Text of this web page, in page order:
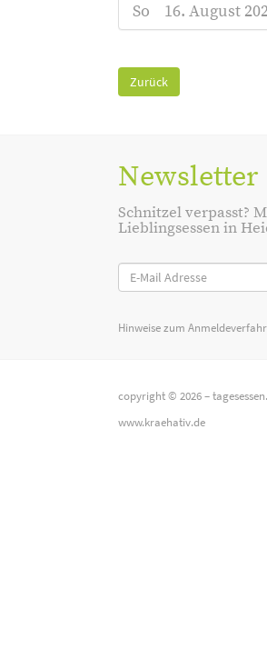
So 16. August
Zurück
Newsletter
Schnitzel verpasst?
Lieblingsessen in
Hinweise zum
copyright © 2026 –
www.kraehativ.de